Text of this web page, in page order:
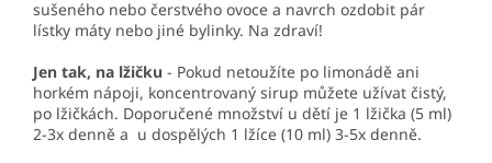
sušeného nebo čerstvého ovoce a navrch ozdobit pár
lístky máty nebo jiné bylinky. Na zdraví!
Jen tak, na lžičku - Pokud netoužíte po limonádě ani
horkém nápoji, koncentrovaný sirup můžete užívat čistý,
po lžičkách. Doporučené množství u dětí je 1 lžička (5 ml)
2-3x denně a u dospělých 1 lžíce (10 ml) 3-5x denně.